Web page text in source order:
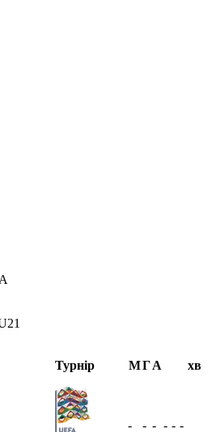
Турнір МГА хв
- - - - - -